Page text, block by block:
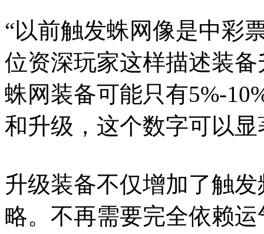
“以前触发蛛网像是中彩
位资深玩家这样描述装
蛛网装备可能只有5%-
和升级，这个数字可以
升级装备不仅增加了触
略。不再需要完全依赖